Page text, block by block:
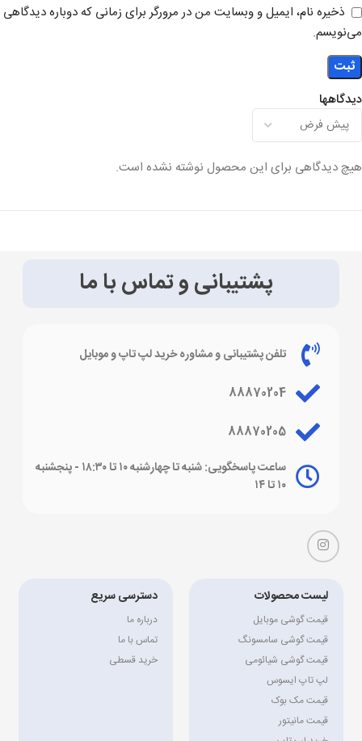
دیدگاهها
هیچ دیدگاهی برای این محصول نوشته نشده است.
ذخیره نام، ایمیل و وبسایت من در مرورگر برای زمانی که دوباره دیدگاهی
می‌نویسم.
پشتیبانی و تماس با ما
تلفن پشتیبانی و مشاوره خرید لپ تاپ و موبایل
88870204
88870205
ساعت پاسخگویی: شنبه تا چهارشنبه ۱۰ تا ۱۸:۳۰ - پنجشنبه
۱۰ تا ۱۴
لیست محصولات
قیمت گوشی موبایل
قیمت گوشی سامسونگ
قیمت گوشی شیائومی
لپ تاپ ایسوس
قیمت مک بوک
قیمت مانیتور
دسترسی سریع
درباره ما
تماس با ما
خرید قسطی